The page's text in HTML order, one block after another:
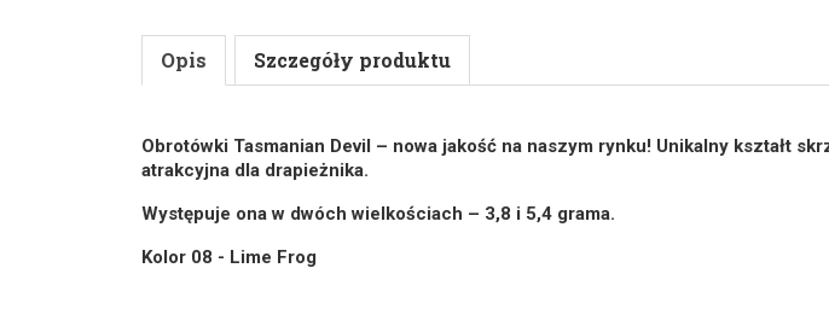
Opis Szczegóły produktu
Obrotówki Tasmanian Devil – nowa jakość na naszym rynku! Unikalny kształt
atrakcyjna dla drapieżnika.
Występuje ona w dwóch wielkościach – 3,8 i 5,4 grama.
Kolor 08 - Lime Frog